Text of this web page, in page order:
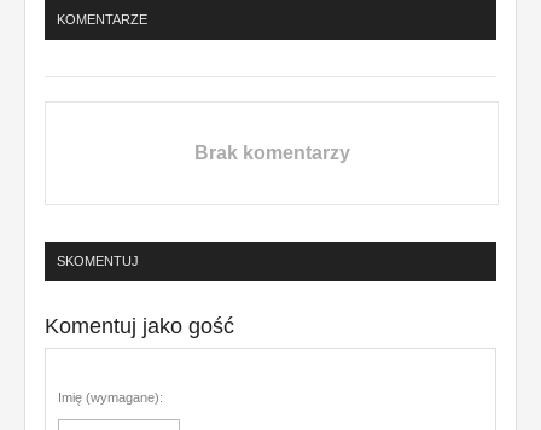
KOMENTARZE
Brak komentarzy
SKOMENTUJ
Komentuj jako gość
Imię (wymagane):